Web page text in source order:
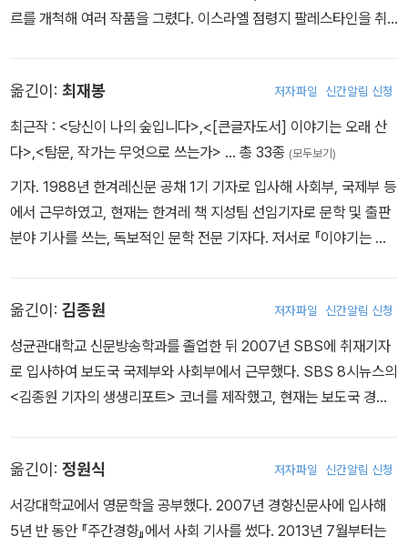
르를 개척해 여러 작품을 그렸다. 이스라엘 점령지 팔레스타인을 취
데』(Safe Area Goražde, 2000)로 2001년 아이스너상(그래픽
앨범 부문)을 받았고, <뉴욕타임스>의 주목할 만한 책, <타임>의 ‘최
고의 만화책’으로 선정되었다. 가자 지구를 취재하여 1956년 벌어진
aza, 2009)은 2009년도서상 최종 후보로 선정되었으며, 2010년
‘진실을 말하는 기자들’에게 주는 리덴아워상을 받았고 같은해 아이
스너상(최우수 작가/아티스트 부문)을 받았다. 여러 분쟁 지역을 취
재해 그린 『저널리즘』(Journalism, 2012)은 오리건도서상을 수상
했다.
옮긴이: 최재봉 저자파일 신간알림 신청
최근작 : <당신이 나의 숲입니다>,<[큰글자도서] 이야기는 오래 산
다>,<탐문, 작가는 무엇으로 쓰는가> … 총 33종 (모두보기)
기자. 1988년 한겨레신문 공채 1기 기자로 입사해 사회부, 국제부 등
에서 근무하였고, 현재는 한겨레 책 지성팀 선임기자로 문학 및 출판
분야 기사를 쓰는, 독보적인 문학 전문 기자다. 저서로 『이야기는 오
옮긴이: 김종원 저자파일 신간알림 신청
성균관대학교 신문방송학과를 졸업한 뒤 2007년 SBS에 취재기자
로 입사하여 보도국 국제부와 사회부에서 근무했다. SBS 8시뉴스의
<김종원 기자의 생생리포트> 코너를 제작했고, 현재는 보도국 경제
옮긴이: 정원식 저자파일 신간알림 신청
서강대학교에서 영문학을 공부했다. 2007년 경향신문사에 입사해
5년 반 동안 『주간경향』에서 사회 기사를 썼다. 2013년 7월부터는